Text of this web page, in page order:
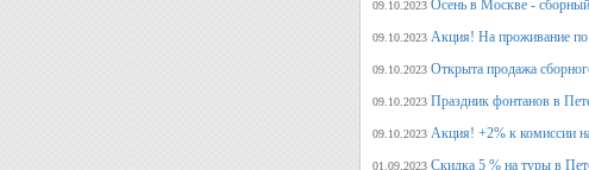
09.10.2023 Осень в Москве -
09.10.2023 Акция! На проживание
09.10.2023 Открыта продажа
09.10.2023 Праздник фонтанов в
09.10.2023 Акция! +2% к комиссии
01.09.2023 Скидка 5 % на туры в